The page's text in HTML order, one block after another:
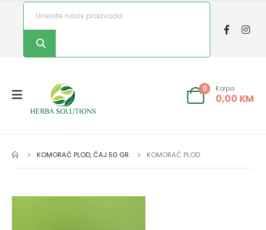
0 Korpa
0,00 KM
KOMORAČ PLOD, ČAJ 50 GR. KOMORAČ PLOD